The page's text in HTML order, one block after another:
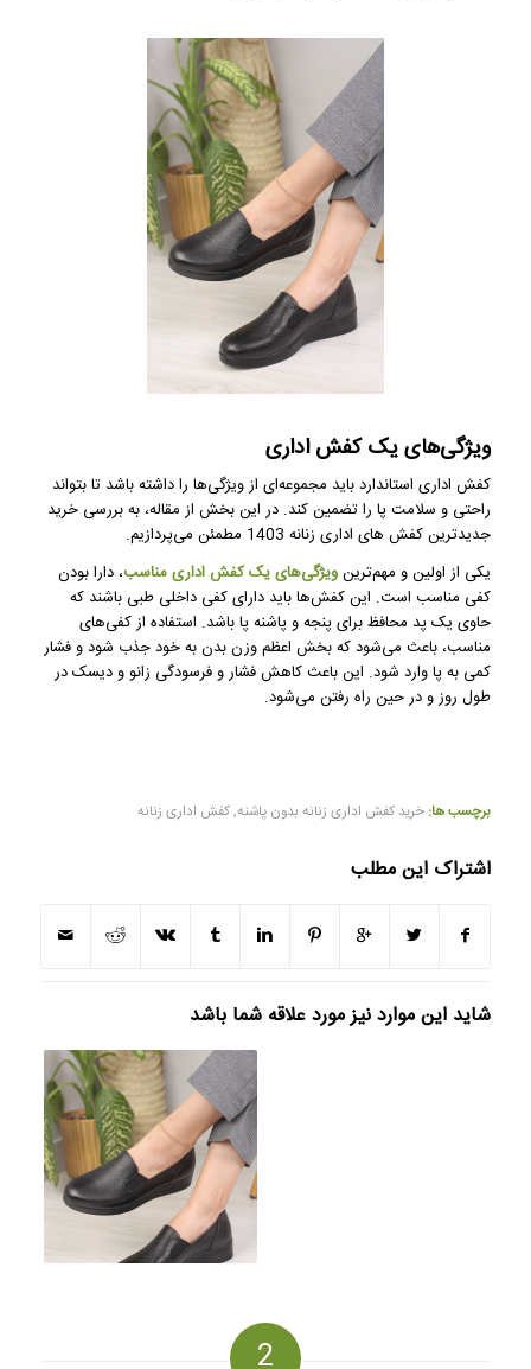
ویژگی‌های یک کفش اداری
کفش اداری استاندارد باید مجموعه‌ای از ویژگی‌ها را داشته باشد تا بتواند
راحتی و سلامت پا را تضمین کند. در این بخش از مقاله، به بررسی خرید
جدیدترین کفش های اداری زنانه 1403 مطمئن می‌پردازیم.
یکی از اولین و مهم‌ترینویژگی‌های یک کفش اداری مناسب، دارا بودن
کفی مناسب است. این کفش‌ها باید دارای کفی داخلی طبی باشند که
حاوی یک پد محافظ برای پنجه و پاشنه پا باشد. استفاده از کفی‌های
مناسب، باعث می‌شود که بخش اعظم وزن بدن به خود جذب شود و فشار
کمی به پا وارد شود. این باعث کاهش فشار و فرسودگی زانو و دیسک در
طول روز و در حین راه رفتن می‌شود.
برچسب ها: خرید کفش اداری زنانه بدون پاشنه,کفش اداری زنانه
اشتراک این مطلب
شاید این موارد نیز مورد علاقه شما باشد
2